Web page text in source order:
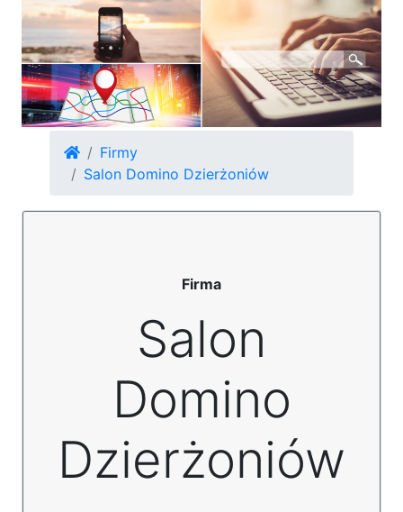
Firmy
Salon Domino Dzierżoniów
Firma
Salon
Domino
Dzierżoniów